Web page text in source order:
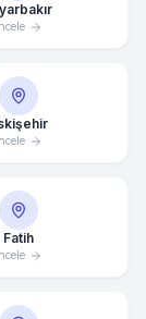
Fatih
15 Dakika